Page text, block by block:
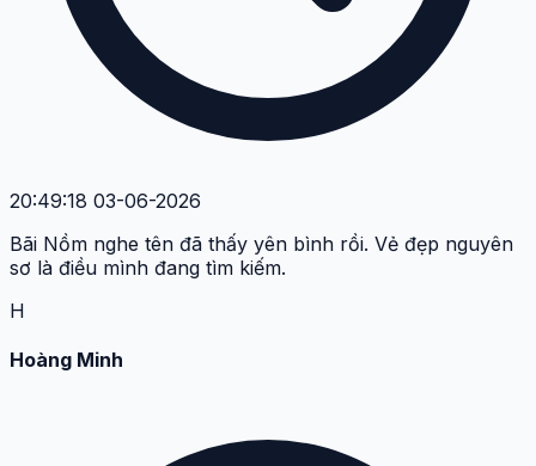
20:49:18 03-06-2026
Bãi Nồm nghe tên đã thấy yên bình rồi. Vẻ đẹp nguyên
sơ là điều mình đang tìm kiếm.
H
Hoàng Minh